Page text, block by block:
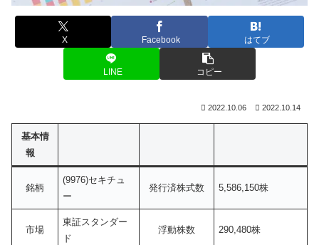
X Facebook はてブ
LINE コピー
2022.10.06 2022.10.14
基本情
報
銘柄
(9976)セキチュ
ー
発行済株式数 5,586,150株
市場
東証スタンダー
ド
浮動株数 290,480株